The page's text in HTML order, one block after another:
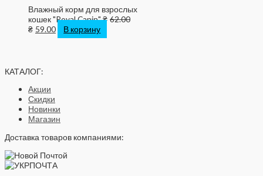
Влажный корм для взрослых
кошек "Royal Canin"₴ 62.00
₴ 59.00 В корзину
КАТАЛОГ:
Акции
Скидки
Новинки
Магазин
Доставка товаров компаниями: